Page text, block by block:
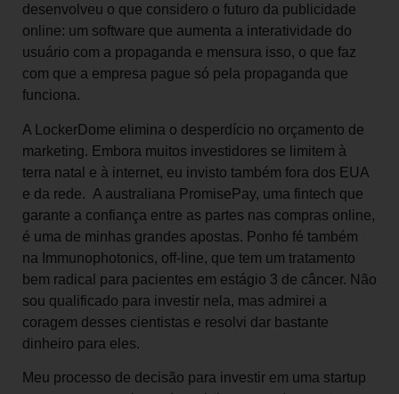
desenvolveu o que considero o futuro da publicidade
online: um software que aumenta a interatividade do
usuário com a propaganda e mensura isso, o que faz
com que a empresa pague só pela propaganda que
funciona.
A LockerDome elimina o desperdício no orçamento de
marketing. Embora muitos investidores se limitem à
terra natal e à internet, eu invisto também fora dos EUA
e da rede. A australiana PromisePay, uma fintech que
garante a confiança entre as partes nas compras online,
é uma de minhas grandes apostas. Ponho fé também
na Immunophotonics, off-line, que tem um tratamento
bem radical para pacientes em estágio 3 de câncer. Não
sou qualificado para investir nela, mas admirei a
coragem desses cientistas e resolvi dar bastante
dinheiro para eles.
Meu processo de decisão para investir em uma startup